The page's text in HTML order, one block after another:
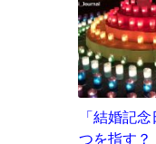
「結婚記
つを指す？